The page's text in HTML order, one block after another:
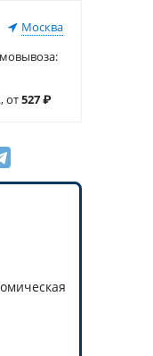
Москва
:
от527₽